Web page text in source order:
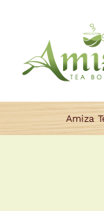
Amiza